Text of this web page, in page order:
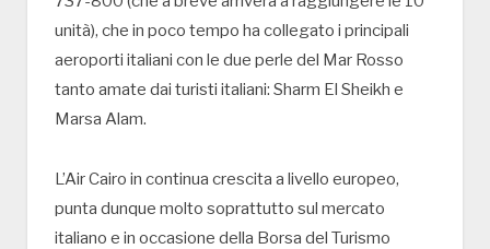
unità), che in poco tempo ha collegato i principali
aeroporti italiani con le due perle del Mar Rosso
tanto amate dai turisti italiani: Sharm El Sheikh e
Marsa Alam.
L’Air Cairo in continua crescita a livello europeo,
punta dunque molto soprattutto sul mercato
italiano e in occasione della Borsa del Turismo